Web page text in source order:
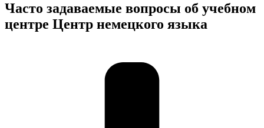
Часто задаваемые вопросы об учебном
центре Центр немецкого языка